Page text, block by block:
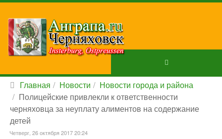
Главная Новости
Новости города и района
Полицейские привлекли к ответственности
черняховца за неуплату алиментов на содержание
детей
Четверг, 26 октября 2017 20:24